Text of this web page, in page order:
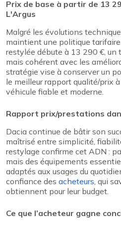
Prix de base à partir de 13
L'Argus
Malgré les évolutions
maintient une politique tarifaire
restylée débute à 13 290 €, un
mais cohérent avec les
stratégie vise à conserver un
le meilleur rapport qualité/prix
véhicule fiable et moderne.
Rapport prix/prestations
Dacia continue de bâtir son
maîtrisé entre simplicité,
restylage confirme cet ADN :
mais des équipements
adaptés aux usages du
confiance des acheteurs , qui
obtiennent pour leur budget.
Ce que l’acheteur gagne